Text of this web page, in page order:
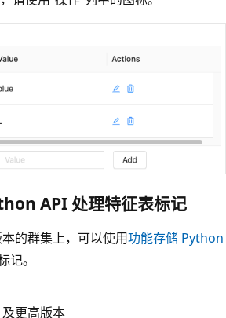
API 处理特征表标记
的群集上，可以使用功能存储 Python
记。
更高版本